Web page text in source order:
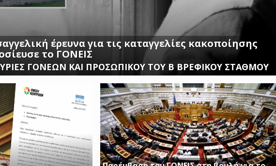
έρευνα για τις καταγγελίες κακοποίησης
το ΓΟΝΕΙΣ
ΓΟΝΕΩΝ ΚΑΙ ΠΡΟΣΩΠΙΚΟΥ ΤΟΥ Β ΒΡΕΦΙΚΟΥ ΣΤΑΘΜΟΥ